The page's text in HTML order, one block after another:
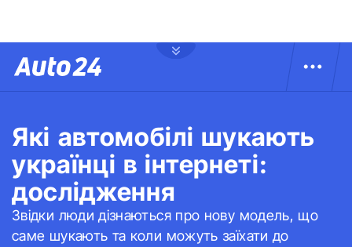
Які автомобілі шукають
українці в інтернеті:
дослідження
Звідки люди дізнаються про нову модель, що
саме шукають та коли можуть заїхати до